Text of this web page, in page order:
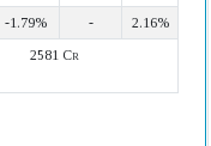
-1.79% -
2.16%
2581 Cr